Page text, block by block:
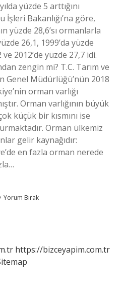
yüzde 5 arttığını
Bakanlığı’na göre,
yüzde 28,6’sı ormanlarla
26,1, 1999’da yüzde
2012’de yüzde 27,7 idi.
zengin mi? T.C. Tarım ve
Genel Müdürlüğü’nün 2018
orman varlığı
Orman varlığının büyük
küçük bir kısmını ise
Orman ülkemiz
gelir kaynağıdır:
en fazla orman nerede
Yorum Bırak
https://bizceyapim.com.tr